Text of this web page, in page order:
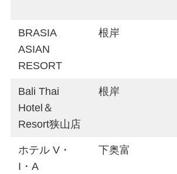
BRASIA
ASIAN
RESORT
根岸
Bali Thai
Hotel＆
Resort狭山店
根岸
ホテル V・
I・A
下奥富